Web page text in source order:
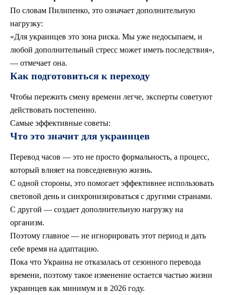
По словам Пилипенко, это означает дополнительную
нагрузку:
«Для украинцев это зона риска. Мы уже недосыпаем, и
любой дополнительный стресс может иметь последствия»,
— отмечает она.
Как подготовиться к переходу
Чтобы пережить смену времени легче, эксперты советуют
действовать постепенно.
Самые эффективные советы:
Что это значит для украинцев
Перевод часов — это не просто формальность, а процесс,
который влияет на повседневную жизнь.
С одной стороны, это помогает эффективнее использовать
световой день и синхронизироваться с другими странами.
С другой — создает дополнительную нагрузку на
организм.
Поэтому главное — не игнорировать этот период и дать
себе время на адаптацию.
Пока что Украина не отказалась от сезонного перевода
времени, поэтому такое изменение остается частью жизни
украинцев как минимум и в 2026 году.